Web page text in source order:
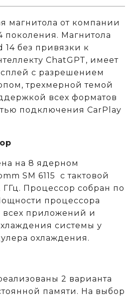
магнитола от компании
поколения. Магнитола
14 без привязки к
ChatGPT, имеет
с разрешением
трехмерной темой
всех форматов
подключения CarPlay
на 8 ядерном
SM 6115
c тактовой
ГГц. Процессор собран по
процессора
всех приложений и
системы у
охлаждения.
2 варианта
памяти. На выбор